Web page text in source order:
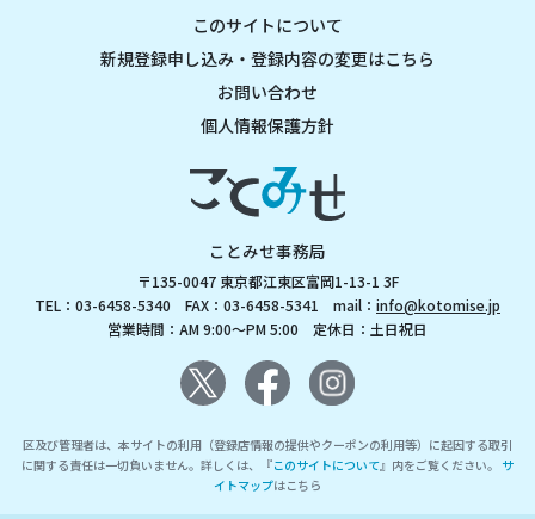
このサイトについて
新規登録申し込み・登録内容の変更はこちら
お問い合わせ
個人情報保護方針
ことみせ事務局
〒135-0047 東京都江東区富岡1-13-1 3F
TEL：03-6458-5340 FAX：03-6458-5341 mail： info@kotomise.jp
営業時間：AM 9:00～PM 5:00 定休日：土日祝日
区及び管理者は、本サイトの利用（登録店情報の提供やクーポンの利用等）に起因する取引
に関する責任は一切負いません。詳しくは、『このサイトについて』内をご覧ください。 サ
イトマップはこちら